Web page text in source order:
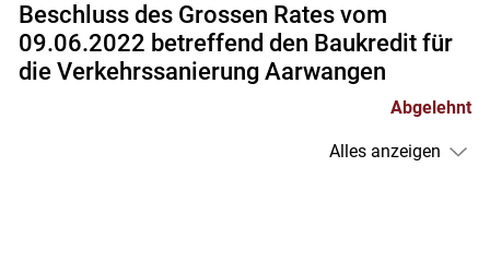
Beschluss des Grossen Rates vom
09.06.2022 betreffend den Baukredit für
die Verkehrssanierung Aarwangen
Abgelehnt
Alles anzeigen